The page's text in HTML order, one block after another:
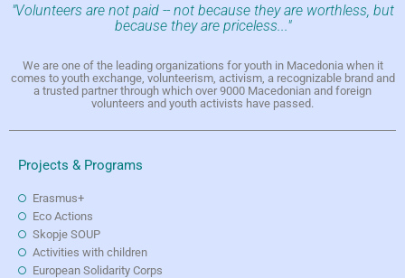
"Volunteers are not paid -- not because they are worthless, but
because they are priceless..."
We are one of the leading organizations for youth in Macedonia when it
comes to youth exchange, volunteerism, activism, a recognizable brand and
a trusted partner through which over 9000 Macedonian and foreign
volunteers and youth activists have passed.
Projects & Programs
Erasmus+
Eco Actions
Skopje SOUP
Activities with children
European Solidarity Corps